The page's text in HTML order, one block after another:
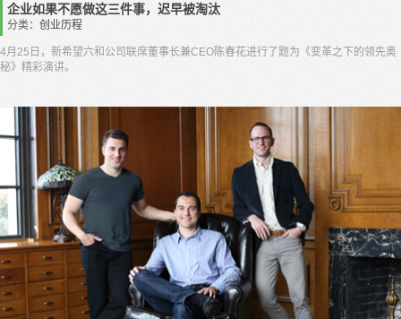
企业如果不愿做这三件事，迟早被淘汰
分类： 创业历程
4月25日，新希望六和公司联席董事长兼CEO陈春花进行了题为《变革之下的领先奥
秘》精彩演讲。